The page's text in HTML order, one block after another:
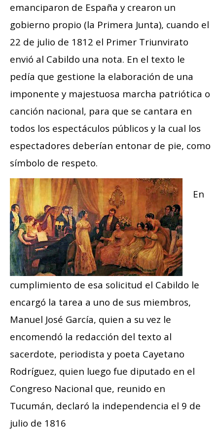
emanciparon de España y crearon un
gobierno propio (la Primera Junta), cuando el
22 de julio de 1812 el Primer Triunvirato
envió al Cabildo una nota. En el texto le
pedía que gestione la elaboración de una
imponente y majestuosa marcha patriótica o
canción nacional, para que se cantara en
todos los espectáculos públicos y la cual los
espectadores deberían entonar de pie, como
símbolo de respeto.
En
cumplimiento de esa solicitud el Cabildo le
encargó la tarea a uno de sus miembros,
Manuel José García, quien a su vez le
encomendó la redacción del texto al
sacerdote, periodista y poeta Cayetano
Rodríguez, quien luego fue diputado en el
Congreso Nacional que, reunido en
Tucumán, declaró la independencia el 9 de
julio de 1816